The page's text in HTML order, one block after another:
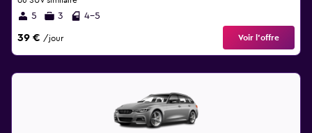
5 3 4-5
39 € /jour Voir l’offre